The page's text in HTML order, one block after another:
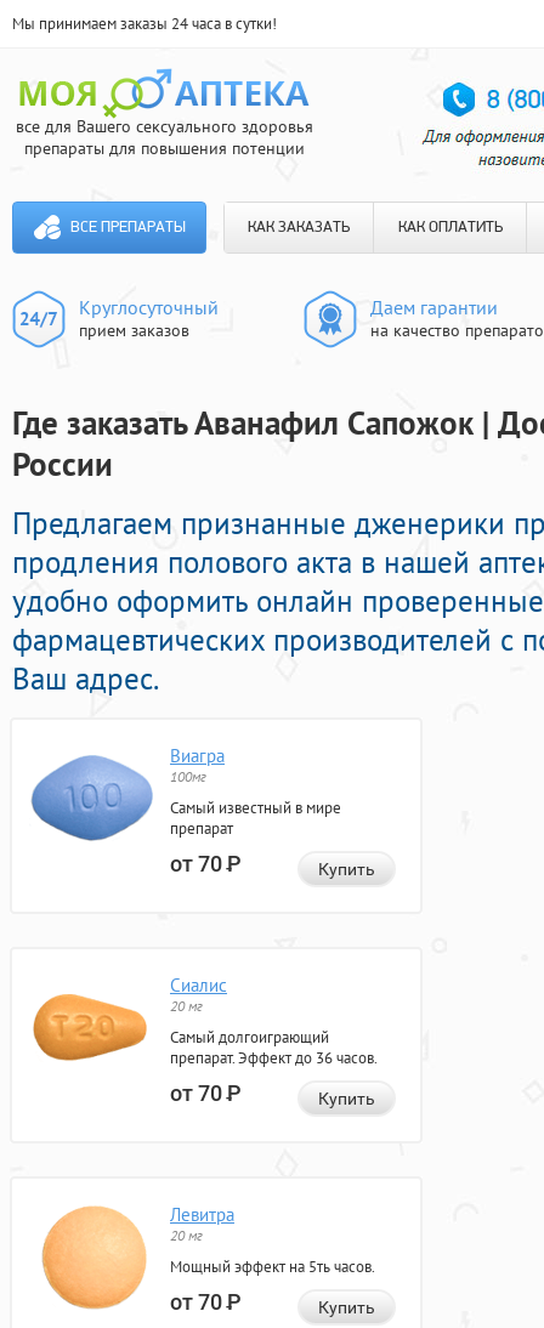
Мы принимаем заказы 24 часа в сутки!
все для Вашего сексуального здоровья
препараты для повышения потенции
ВСЕ ПРЕПАРАТЫ КАК ЗАКАЗАТЬ КАК ОПЛАТИТЬ
Круглосуточный
прием заказов
Даем гарантии
на качество
Где заказать Аванафил Сапожок |
России
Предлагаем признанные дженерики
продления полового акта в нашей
удобно оформить онлайн
фармацевтических производителей с
Ваш адрес.
Виагра
100мг
Самый известный в мире
препарат
от 70Р Купить
Сиалис
20 мг
Самый долгоиграющий
препарат. Эффект до 36 часов.
от 70Р Купить
Левитра
20 мг
Мощный эффект на 5ть часов.
от 70Р Купить